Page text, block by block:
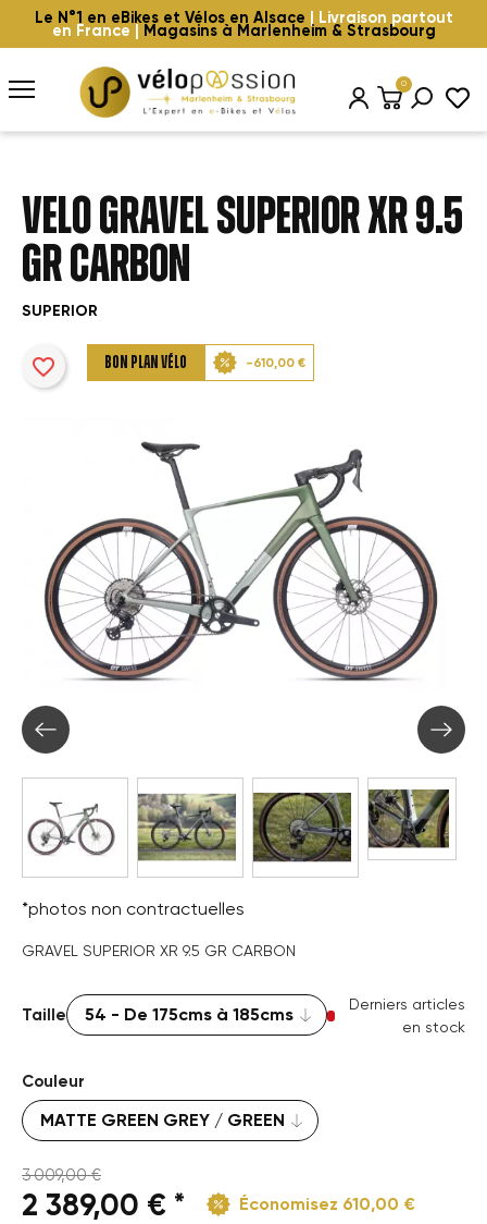
Le N°1 en eBikes et Vélos en Alsace | Livraison partout
en France | Magasins à Marlenheim & Strasbourg
0
VELO GRAVEL SUPERIOR XR 9.5
GR CARBON
SUPERIOR
favorite_border BON PLAN VÉLO -610,00 €
*photos non contractuelles
GRAVEL SUPERIOR XR 9.5 GR CARBON
Taille
Derniers articles
en stock
Couleur
3 009,00 €
2 389,00 € * Économisez 610,00 €